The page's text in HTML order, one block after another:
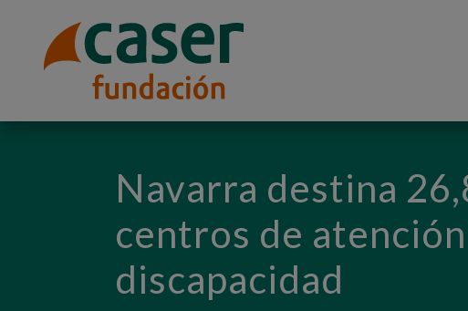
Navarra destina
centros de
discapacidad